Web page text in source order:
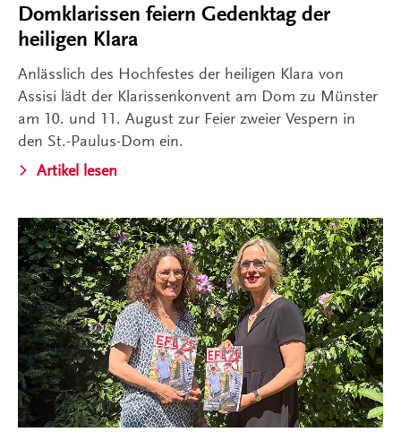
Domklarissen feiern Gedenktag der
heiligen Klara
Anlässlich des Hochfestes der heiligen Klara von
Assisi lädt der Klarissenkonvent am Dom zu Münster
am 10. und 11. August zur Feier zweier Vespern in
den St.-Paulus-Dom ein.
Artikel lesen